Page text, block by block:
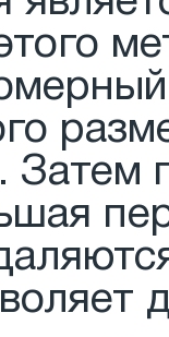
Затем